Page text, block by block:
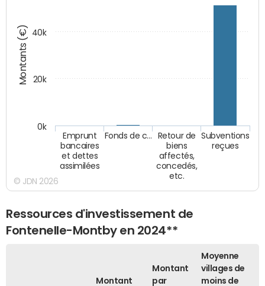
Montants (€)
Emprunt
bancaires
et dettes
assimilées
Fonds de c…
Retour de
biens
affectés,
concedés,
etc.
Subventions
reçues
0k
20k
40k
© JDN 2026
Ressources d'investissement de
Fontenelle-Montby en 2024**
Montant
Montant
par
Moyenne
villages de
moins de